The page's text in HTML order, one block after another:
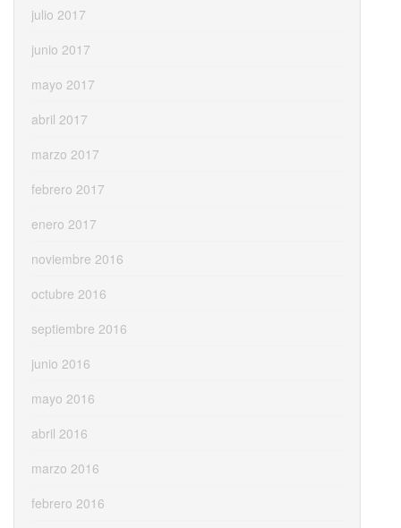
julio 2017
junio 2017
mayo 2017
abril 2017
marzo 2017
febrero 2017
enero 2017
noviembre 2016
octubre 2016
septiembre 2016
junio 2016
mayo 2016
abril 2016
marzo 2016
febrero 2016